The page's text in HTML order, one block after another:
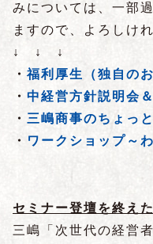
みについては、一部
ますので、よろしけ
↓ ↓ ↓
・福利厚生（独自の
・ 中経営方針説明会
・ 三嶋商事のちょっ
・ ワークショップ～
セミナー登壇を終え
三嶋「次世代の経営